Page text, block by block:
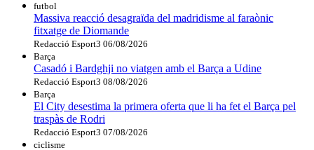
futbol
Massiva reacció desagraïda del madridisme al faraònic
fitxatge de Diomande
Redacció Esport3 06/08/2026
Barça
Casadó i Bardghji no viatgen amb el Barça a Udine
Redacció Esport3 08/08/2026
Barça
El City desestima la primera oferta que li ha fet el Barça pel
traspàs de Rodri
Redacció Esport3 07/08/2026
ciclisme